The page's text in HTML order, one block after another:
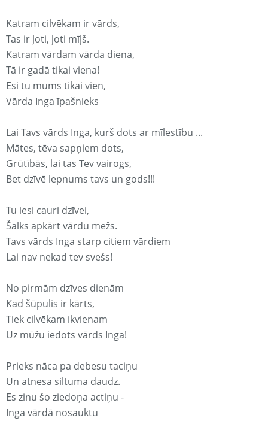
Katram cilvēkam ir vārds,
Tas ir ļoti, ļoti mīļš.
Katram vārdam vārda diena,
Tā ir gadā tikai viena!
Esi tu mums tikai vien,
Vārda Inga īpašnieks
Lai Tavs vārds Inga, kurš dots ar mīlestību ...
Mātes, tēva sapņiem dots,
Grūtībās, lai tas Tev vairogs,
Bet dzīvē lepnums tavs un gods!!!
Tu iesi cauri dzīvei,
Šalks apkārt vārdu mežs.
Tavs vārds Inga starp citiem vārdiem
Lai nav nekad tev svešs!
No pirmām dzīves dienām
Kad šūpulis ir kārts,
Tiek cilvēkam ikvienam
Uz mūžu iedots vārds Inga!
Prieks nāca pa debesu taciņu
Un atnesa siltuma daudz.
Es zinu šo ziedoņa actiņu -
Inga vārdā nosauktu